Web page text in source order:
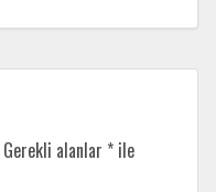
Gerekli alanlar * ile